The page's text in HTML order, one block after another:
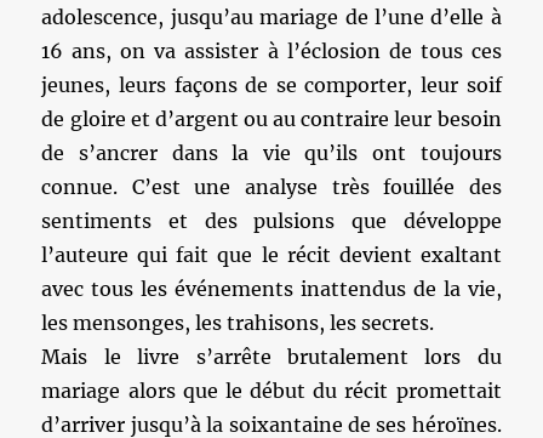
adolescence, jusqu’au mariage de l’une d’elle à
16 ans, on va assister à l’éclosion de tous ces
jeunes, leurs façons de se comporter, leur soif
de gloire et d’argent ou au contraire leur besoin
de s’ancrer dans la vie qu’ils ont toujours
connue. C’est une analyse très fouillée des
sentiments et des pulsions que développe
l’auteure qui fait que le récit devient exaltant
avec tous les événements inattendus de la vie,
les mensonges, les trahisons, les secrets.
Mais le livre s’arrête brutalement lors du
mariage alors que le début du récit promettait
d’arriver jusqu’à la soixantaine de ses héroïnes.